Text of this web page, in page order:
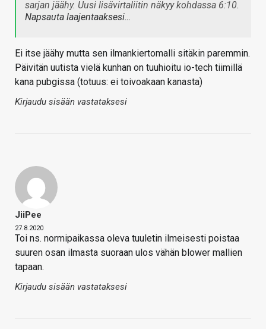
sarjan jäähy. Uusi lisävirtaliitin näkyy kohdassa 6:10.
Napsauta laajentaaksesi…
Ei itse jäähy mutta sen ilmankiertomalli sitäkin paremmin.
Päivitän uutista vielä kunhan on tuuhioitu io-tech tiimillä
kana pubgissa (totuus: ei toivoakaan kanasta)
Kirjaudu sisään vastataksesi
JiiPee
27.8.2020
Toi ns. normipaikassa oleva tuuletin ilmeisesti poistaa
suuren osan ilmasta suoraan ulos vähän blower mallien
tapaan.
Kirjaudu sisään vastataksesi